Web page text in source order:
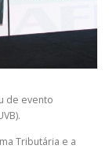
de evento
Tributária e a